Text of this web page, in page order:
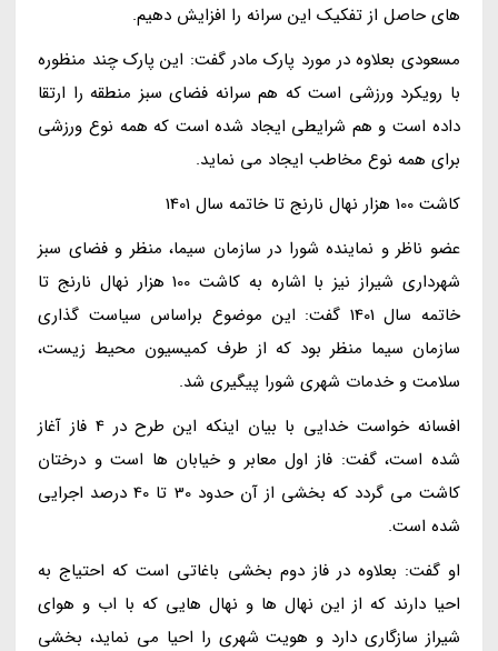
های حاصل از تفکیک این سرانه را افزایش دهیم.
مسعودی بعلاوه در مورد پارک مادر گفت: این پارک چند منظوره
با رویکرد ورزشی است که هم سرانه فضای سبز منطقه را ارتقا
داده است و هم شرایطی ایجاد شده است که همه نوع ورزشی
برای همه نوع مخاطب ایجاد می نماید.
کاشت 100 هزار نهال نارنج تا خاتمه سال 1401
عضو ناظر و نماینده شورا در سازمان سیما، منظر و فضای سبز
شهرداری شیراز نیز با اشاره به کاشت 100 هزار نهال نارنج تا
خاتمه سال 1401 گفت: این موضوع براساس سیاست گذاری
سازمان سیما منظر بود که از طرف کمیسیون محیط زیست،
سلامت و خدمات شهری شورا پیگیری شد.
افسانه خواست خدایی با بیان اینکه این طرح در 4 فاز آغاز
شده است، گفت: فاز اول معابر و خیابان ها است و درختان
کاشت می گردد که بخشی از آن حدود 30 تا 40 درصد اجرایی
شده است.
او گفت: بعلاوه در فاز دوم بخشی باغاتی است که احتیاج به
احیا دارند که از این نهال ها و نهال هایی که با اب و هوای
شیراز سازگاری دارد و هویت شهری را احیا می نماید، بخشی